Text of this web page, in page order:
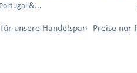
Portugal &...
unsere Handelspartner nach
Preise nur